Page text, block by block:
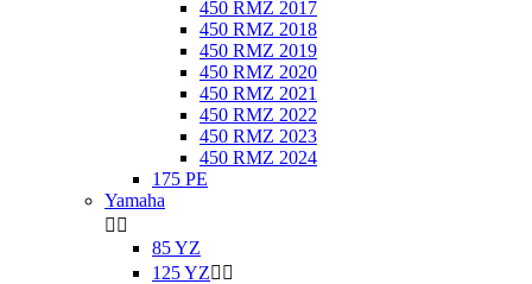
450 RMZ 2017
450 RMZ 2018
450 RMZ 2019
450 RMZ 2020
450 RMZ 2021
450 RMZ 2022
450 RMZ 2023
450 RMZ 2024
175 PE
Yamaha
 
85 YZ
125 YZ 